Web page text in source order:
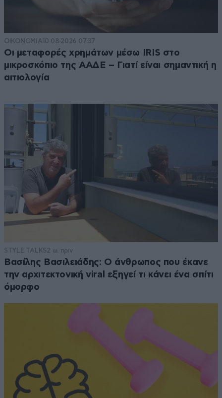
ΟΙΚΟΝΟΜΙΑ10·08·2026 07:37
Οι μεταφορές χρημάτων μέσω IRIS στο
μικροσκόπιο της ΑΑΔΕ – Γιατί είναι σημαντική η
αιτιολογία
STYLE TALKS 2 ω. πριν
Βασίλης Βασιλειάδης: Ο άνθρωπος που έκανε
την αρχιτεκτονική viral εξηγεί τι κάνει ένα σπίτι
όμορφο